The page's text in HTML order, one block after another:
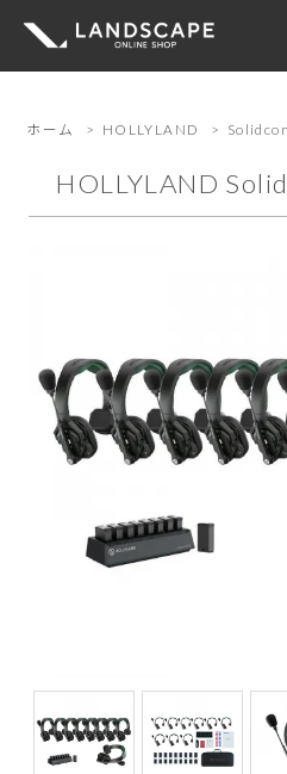
ホーム > HOLLYLAND >
HOLLYLAND